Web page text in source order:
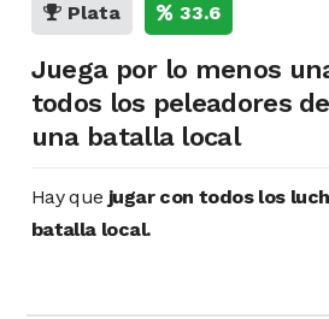
Plata 33.6
Juega por lo menos
todos los peleadores
una batalla local
Hay que jugar con todos los
batalla local.